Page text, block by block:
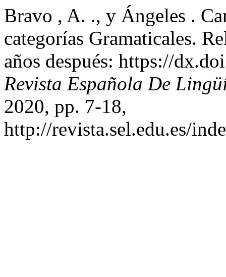
Bravo , A. ., y Ángeles .
categorías Gramaticales.
años después: https://
Revista Española De
2020, pp. 7-18,
http://revista.sel.edu.es/